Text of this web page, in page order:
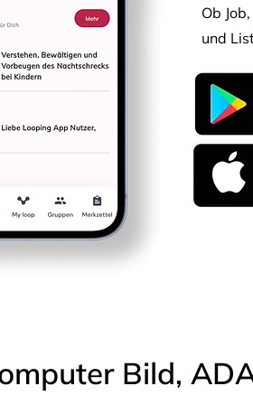
Ob
und
Bild,